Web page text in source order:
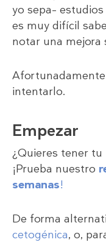
yo sepa–
es muy difícil
notar una mejora
intentarlo.
Empezar
¿Quieres tener
¡Prueba nuestro
semanas!
De forma
cetogénica, o,